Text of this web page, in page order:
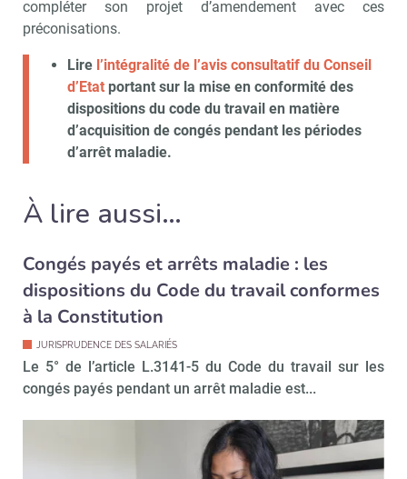
compléter son projet d’amendement avec ces
préconisations.
Lire l’intégralité de l’avis consultatif du Conseil
d’Etatportant sur la mise en conformité des
dispositions du code du travail en matière
d’acquisition de congés pendant les périodes
d’arrêt maladie.
À lire aussi…
Congés payés et arrêts maladie : les
dispositions du Code du travail conformes
à la Constitution
JURISPRUDENCE DES SALARIÉS
Le 5° de l’article L.3141-5 du Code du travail sur les
congés payés pendant un arrêt maladie est...
Recevoir CSE Matin
tard